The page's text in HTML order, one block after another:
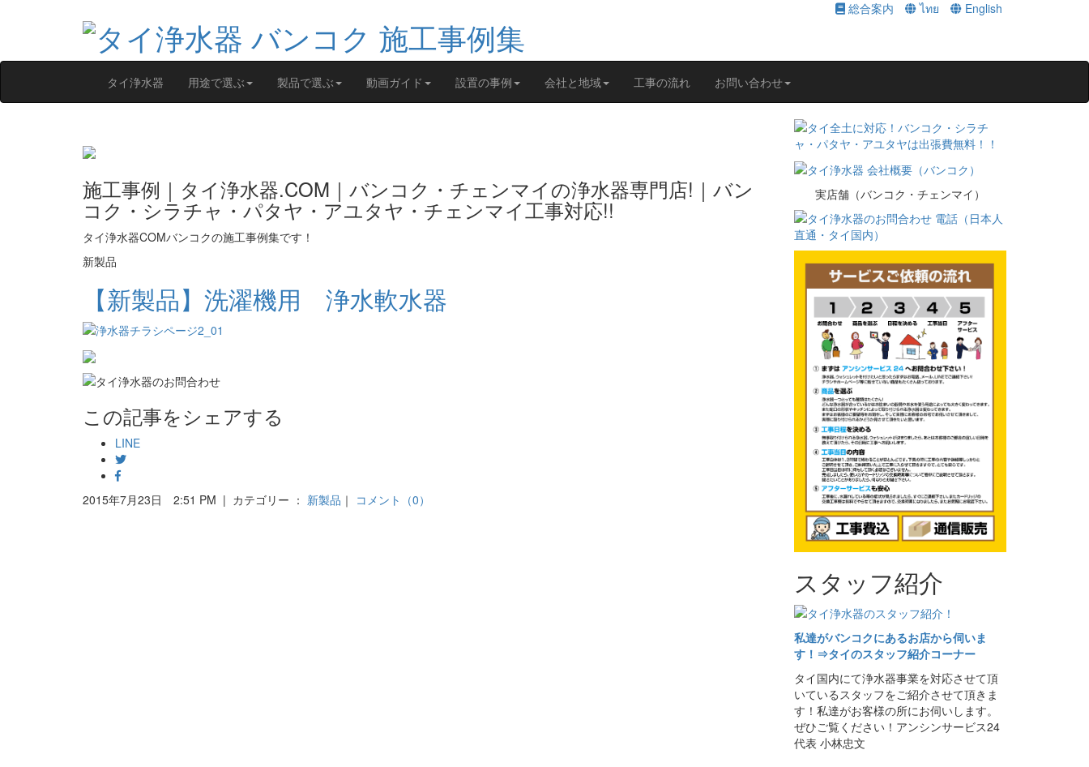
総合案内 ไทย English
タイ浄水器 用途で選ぶ 製品で選ぶ 動画ガイド 設置の事例 会社と地域 工事の流れ お問い合わせ
施工事例｜タイ浄水器.COM｜バンコク・チェンマイの浄水器専門店!｜バン
コク・シラチャ・パタヤ・アユタヤ・チェンマイ工事対応!!
タイ浄水器COMバンコクの施工事例集です！
新製品
【新製品】洗濯機用 浄水軟水器
この記事をシェアする
LINE
2015年7月23日 2:51 PM | カテゴリー ： 新製品 ｜ コメント（0）
実店舗（バンコク・チェンマイ）
スタッフ紹介
私達がバンコクにあるお店から伺いま
す！⇒タイのスタッフ紹介コーナー
タイ国内にて浄水器事業を対応させて頂
いているスタッフをご紹介させて頂きま
す！私達がお客様の所にお伺いします。
ぜひご覧ください！アンシンサービス24
代表 小林忠文